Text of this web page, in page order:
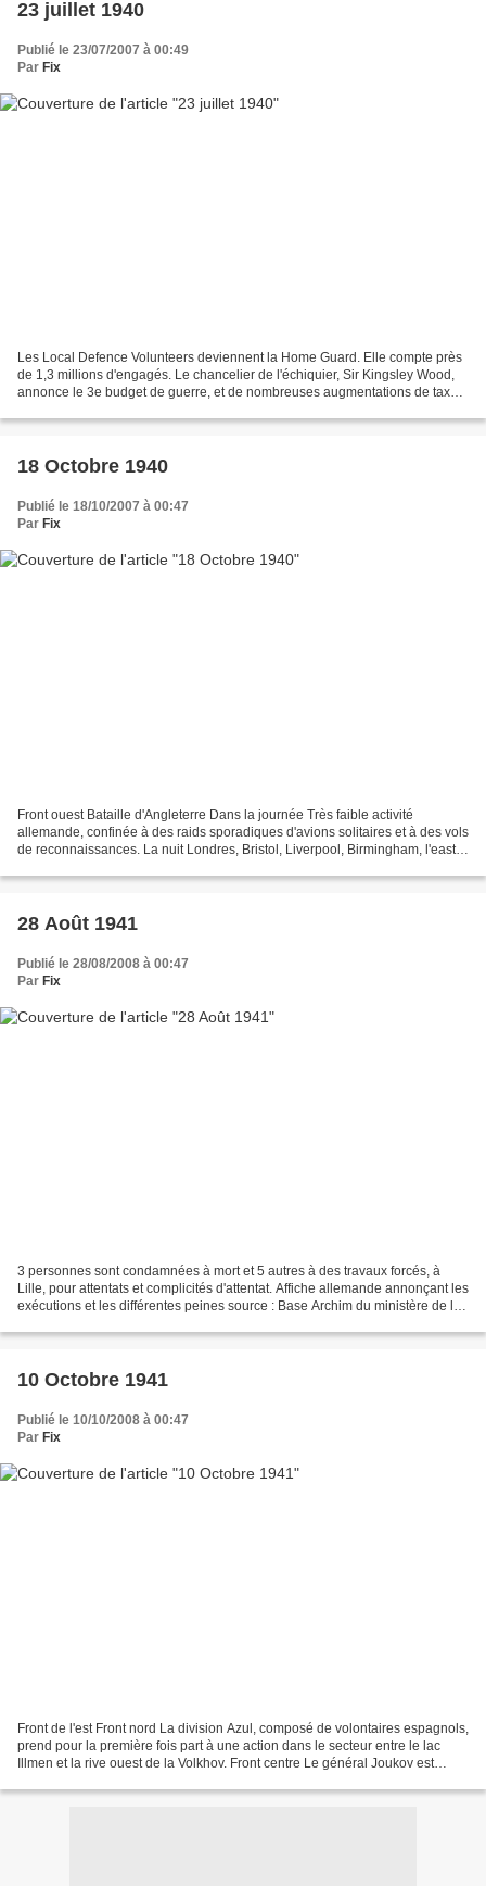
23 juillet 1940
Publié le 23/07/2007 à 00:49
Par Fix
Les Local Defence Volunteers deviennent la Home Guard. Elle compte près
de 1,3 millions d'engagés. Le chancelier de l'échiquier, Sir Kingsley Wood,
annonce le 3e budget de guerre, et de nombreuses augmentations de taxes,
18 Octobre 1940
Publié le 18/10/2007 à 00:47
Par Fix
Front ouest Bataille d'Angleterre Dans la journée Très faible activité
allemande, confinée à des raids sporadiques d'avions solitaires et à des vols
de reconnaissances. La nuit Londres, Bristol, Liverpool, Birmingham, l'east
28 Août 1941
Publié le 28/08/2008 à 00:47
Par Fix
3 personnes sont condamnées à mort et 5 autres à des travaux forcés, à
Lille, pour attentats et complicités d'attentat. Affiche allemande annonçant les
exécutions et les différentes peines source : Base Archim du ministère de la
10 Octobre 1941
Publié le 10/10/2008 à 00:47
Par Fix
Front de l'est Front nord La division Azul, composé de volontaires espagnols,
prend pour la première fois part à une action dans le secteur entre le lac
Illmen et la rive ouest de la Volkhov. Front centre Le général Joukov est